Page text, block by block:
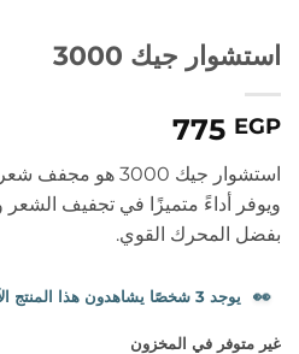
استشوار جيك 3000
775 EGP
استشوار جيك 3000
ويوفر أداءً متميزًا في تجفيف الشعر
بفضل المحرك القوي.
👀 يوجد 3 شخصًا يشاهدون هذا المنتج الآن.
غير متوفر في المخزون